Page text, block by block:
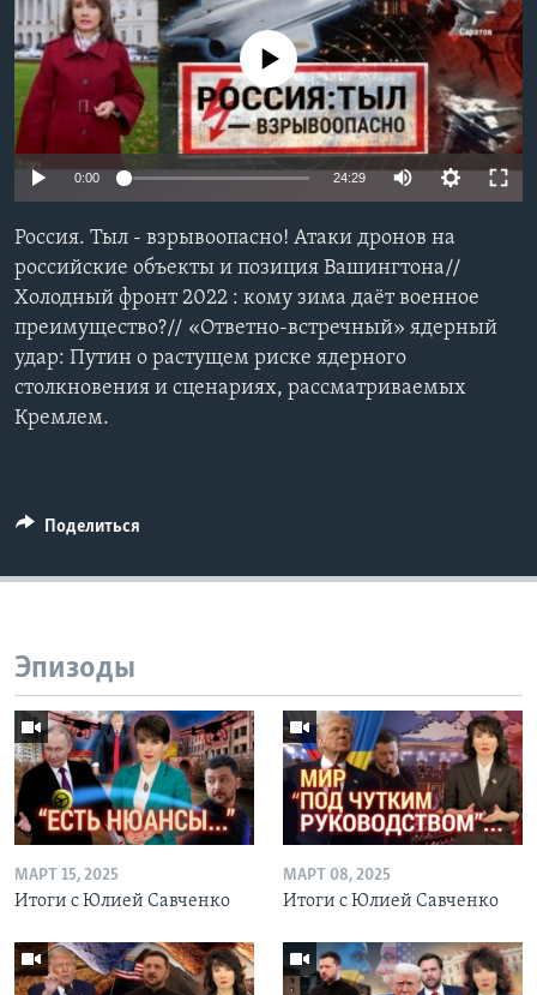
Learning English
СОЦИАЛЬНЫЕ СЕТИ
No media source currently available
0:00 24:29
Россия. Тыл - взрывоопасно! Атаки дронов на
российские объекты и позиция Вашингтона//
Холодный фронт 2022 : кому зима даёт военное
преимущество?// «Ответно-встречный» ядерный
удар: Путин о растущем риске ядерного
столкновения и сценариях, рассматриваемых
Кремлем.
Поделиться
Эпизоды
МАРТ 15, 2025
Итоги с Юлией Савченко
МАРТ 08, 2025
Итоги с Юлией Савченко